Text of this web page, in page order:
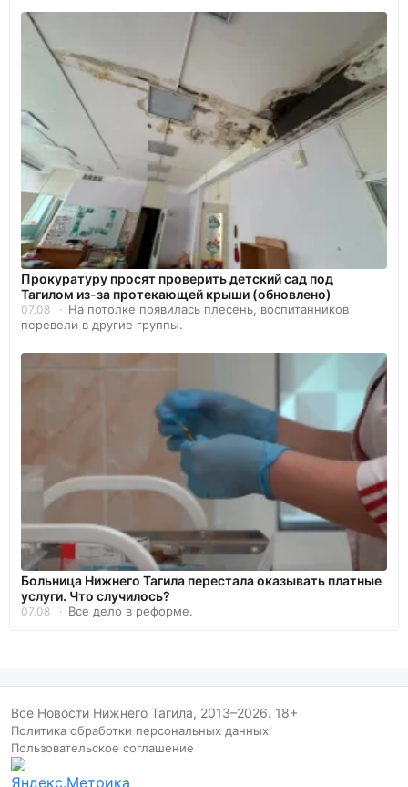
Прокуратуру просят проверить детский сад под
Тагилом из-за протекающей крыши (обновлено)
07.08
На потолке появилась плесень, воспитанников
перевели в другие группы.
Больница Нижнего Тагила перестала оказывать платные
услуги. Что случилось?
07.08 Все дело в реформе.
Все Новости Нижнего Тагила, 2013–2026. 18+
Политика обработки персональных данных/
Пользовательское соглашение